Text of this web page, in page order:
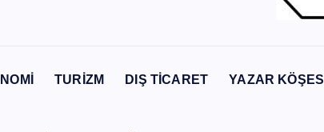
TURİZM DIŞ TİCARET YAZAR KÖŞESİ